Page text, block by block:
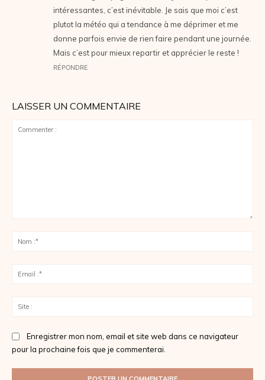
intéressantes, c’est inévitable. Je sais que moi c’est
plutot la météo qui a tendance à me déprimer et me
donne parfois envie de rien faire pendant une journée.
Mais c’est pour mieux repartir et apprécier le reste !
RÉPONDRE
LAISSER UN COMMENTAIRE
Enregistrer mon nom, email et site web dans ce navigateur
pour la prochaine fois que je commenterai.